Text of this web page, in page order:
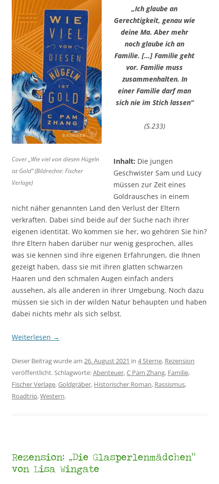
Cover „Wie viel von diesen Hügeln
ist Gold“ (Bildrechte: Fischer
Verlage)
„Ich glaube an
Gerechtigkeit, genau wie
deine Ma. Aber mehr
noch glaube ich an
Familie. […] Familie geht
vor. Familie muss
zusammenhalten. In
einer Familie darf man
sich nie im Stich lassen“
(S.233)
Inhalt: Die jungen
Geschwister Sam und Lucy
müssen zur Zeit eines
Goldrausches in einem
nicht näher genannten Land den Verlust der Eltern
verkraften. Dabei sind beide auf der Suche nach ihrer
eigenen identität. Wo kommen sie her, wo gehören Sie hin?
Ihre Eltern haben darüber nur wenig gesprochen, alles
was sie kennen sind ihre eigenen Erfahrungen, die Ihnen
gezeigt haben, dass sie mit ihren glatten schwarzen
Haaren und den schmalen Augen einfach anders
aussehen, als alle anderen in ihrer Umgebung. Noch dazu
müssen sie sich in der wilden Natur behaupten und haben
dabei nichts mehr als sich selbst.
Weiterlesen →
Dieser Beitrag wurde am 26. August 2021 in 4 Sterne, Rezension
veröffentlicht. Schlagworte:Abenteuer,C Pam Zhang, Familie,
Fischer Verlage,Goldgräber, Historischer Roman, Rassismus,
Roadtrip,Western.
Rezension: „Die Glasperlenmädchen“
von Lisa Wingate